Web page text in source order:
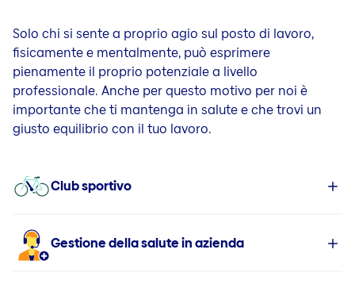
Solo chi si sente a proprio agio sul posto di lavoro,
fisicamente e mentalmente, può esprimere
pienamente il proprio potenziale a livello
professionale. Anche per questo motivo per noi è
importante che ti mantenga in salute e che trovi un
giusto equilibrio con il tuo lavoro.
Club sportivo
Gestione della salute in azienda